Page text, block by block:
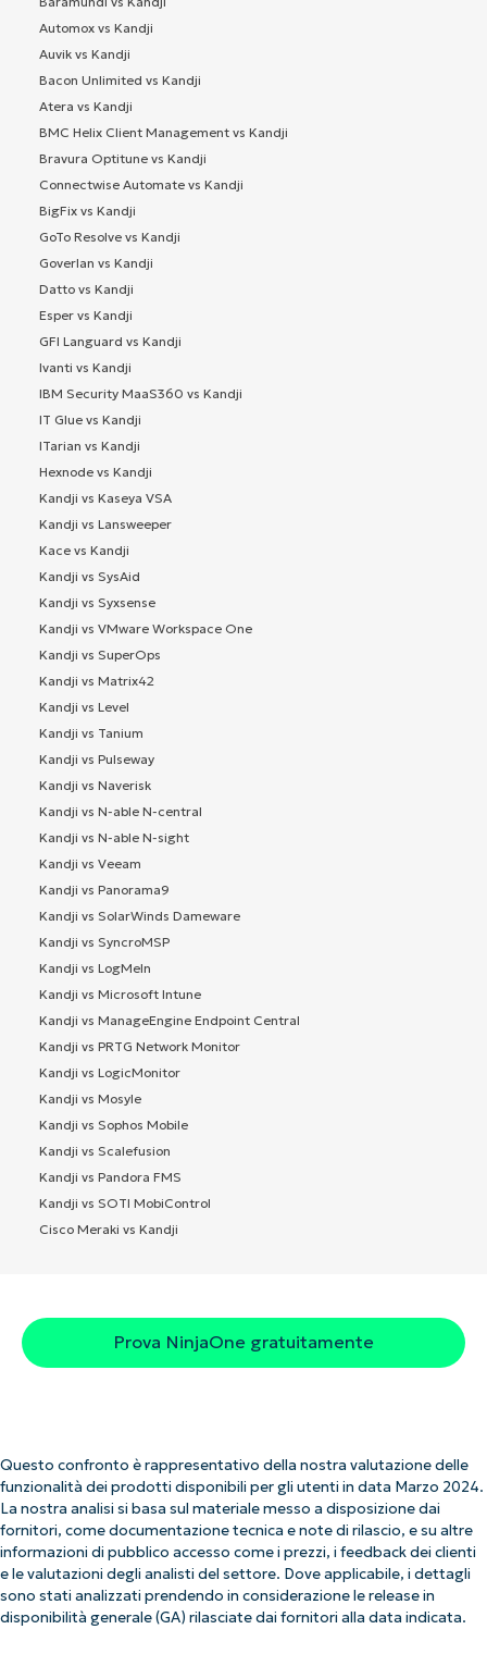
Automox vs Kandji
Auvik vs Kandji
Bacon Unlimited vs Kandji
Atera vs Kandji
BMC Helix Client Management vs Kandji
Bravura Optitune vs Kandji
Connectwise Automate vs Kandji
BigFix vs Kandji
GoTo Resolve vs Kandji
Goverlan vs Kandji
Datto vs Kandji
Esper vs Kandji
GFI Languard vs Kandji
Ivanti vs Kandji
IBM Security MaaS360 vs Kandji
IT Glue vs Kandji
ITarian vs Kandji
Hexnode vs Kandji
Kandji vs Kaseya VSA
Kandji vs Lansweeper
Kace vs Kandji
Kandji vs SysAid
Kandji vs Syxsense
Kandji vs VMware Workspace One
Kandji vs SuperOps
Kandji vs Matrix42
Kandji vs Level
Kandji vs Tanium
Kandji vs Pulseway
Kandji vs Naverisk
Kandji vs N-able N-central
Kandji vs N-able N-sight
Kandji vs Veeam
Kandji vs Panorama9
Kandji vs SolarWinds Dameware
Kandji vs SyncroMSP
Kandji vs LogMeIn
Kandji vs Microsoft Intune
Kandji vs ManageEngine Endpoint Central
Kandji vs PRTG Network Monitor
Kandji vs LogicMonitor
Kandji vs Mosyle
Kandji vs Sophos Mobile
Kandji vs Scalefusion
Kandji vs Pandora FMS
Kandji vs SOTI MobiControl
Cisco Meraki vs Kandji
Prova NinjaOne gratuitamente
Questo confronto è rappresentativo della nostra valutazione delle
funzionalità dei prodotti disponibili per gli utenti in data Marzo 2024.
La nostra analisi si basa sul materiale messo a disposizione dai
fornitori, come documentazione tecnica e note di rilascio, e su altre
informazioni di pubblico accesso come i prezzi, i feedback dei clienti
e le valutazioni degli analisti del settore. Dove applicabile, i dettagli
sono stati analizzati prendendo in considerazione le release in
disponibilità generale (GA) rilasciate dai fornitori alla data indicata.